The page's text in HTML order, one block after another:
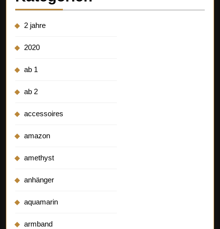
2 jahre
2020
ab 1
ab 2
accessoires
amazon
amethyst
anhänger
aquamarin
armband